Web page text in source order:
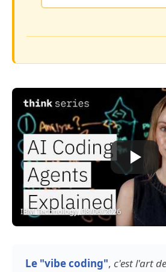
IBM Technology, 08/06/2026
Le "vibe coding", c'est l'art